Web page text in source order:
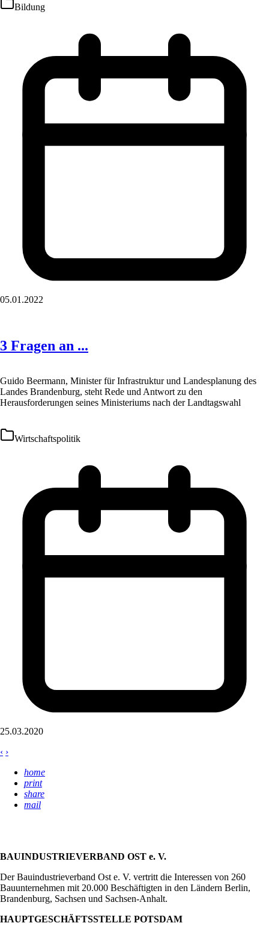
Bildung
05.01.2022
3 Fragen an ...
Guido Beermann, Minister für Infrastruktur und Landesplanung des
Landes Brandenburg, steht Rede und Antwort zu den
Herausforderungen seines Ministeriums nach der Landtagswahl
Wirtschaftspolitik
25.03.2020
‹ ›
home
print
share
mail
BAUINDUSTRIEVERBAND OST e. V.
Der Bauindustrieverband Ost e. V. vertritt die Interessen von 260
Bauunternehmen mit 20.000 Beschäftigten in den Ländern Berlin,
Brandenburg, Sachsen und Sachsen-Anhalt.
HAUPTGESCHÄFTSSTELLE POTSDAM